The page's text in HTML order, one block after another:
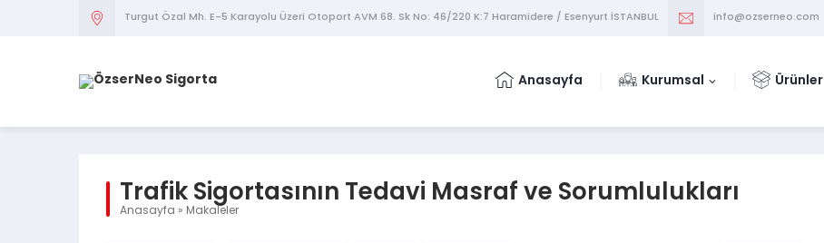
Turgut Özal Mh. E-5 Karayolu Üzeri Otoport AVM 68. Sk No: 46/220 K:7 Haramidere / Esenyurt İSTANBUL info@ozserneo.com
Anasayfa Kurumsal Ürünler
Trafik Sigortasının Tedavi Masraf ve Sorumlulukları
Anasayfa » Makaleler